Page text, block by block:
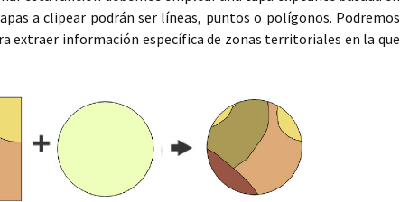
a clipear podrán ser líneas, puntos o polígonos. Podremos
extraer información específica de zonas territoriales en la que